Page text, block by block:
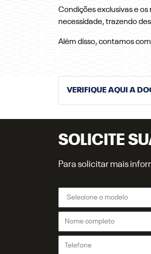
Condições exclusivas e
necessidade, trazendo
Além disso, contamos
VERIFIQUE AQUI A
SOLICITE
Para solicitar mais